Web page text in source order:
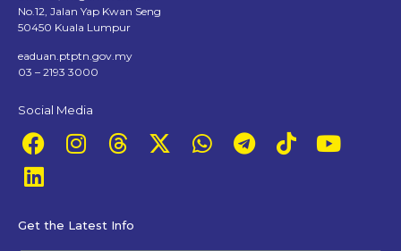
No.12, Jalan Yap Kwan Seng
50450 Kuala Lumpur
eaduan.ptptn.gov.my
03 – 2193 3000
Social Media
Get the Latest Info